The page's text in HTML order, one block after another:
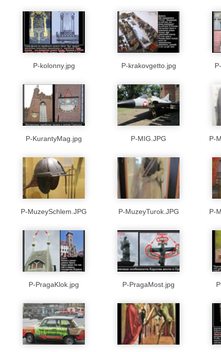
P-kolonny.jpg P-krakovgetto.jpg
P-KurantyMag.jpg P-MIG.JPG P-
P-MuzeySchlem.JPG P-MuzeyTurok.JPG P-
P-PragaKlok.jpg P-PragaMost.jpg